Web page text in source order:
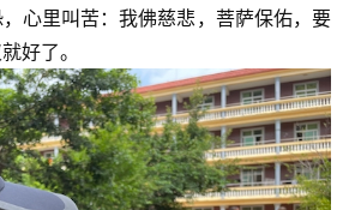
心里叫苦：我佛慈悲，菩萨保佑，要
好了。